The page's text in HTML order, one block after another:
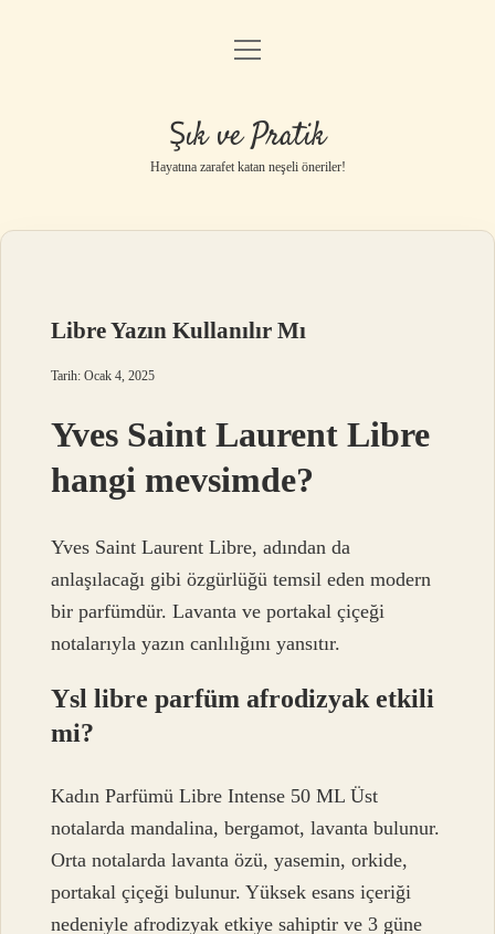
Anasayfa
Yasal Uyarı
menüyü
Şık ve Pratik
Hayatına zarafet katan neşeli öneriler!
Libre Yazın Kullanılır Mı
Tarih: Ocak 4, 2025
Yves Saint Laurent Libre
hangi mevsimde?
Yves Saint Laurent Libre, adından da
anlaşılacağı gibi özgürlüğü temsil eden modern
bir parfümdür. Lavanta ve portakal çiçeği
notalarıyla yazın canlılığını yansıtır.
Ysl libre parfüm afrodizyak etkili
mi?
Kadın Parfümü Libre Intense 50 ML Üst
notalarda mandalina, bergamot, lavanta bulunur.
Orta notalarda lavanta özü, yasemin, orkide,
portakal çiçeği bulunur. Yüksek esans içeriği
nedeniyle afrodizyak etkiye sahiptir ve 3 güne